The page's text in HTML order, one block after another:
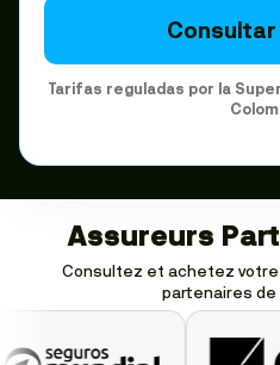
Consultar
Tarifas reguladas por la
Assureurs
Consultez et achetez votre
partenaires de